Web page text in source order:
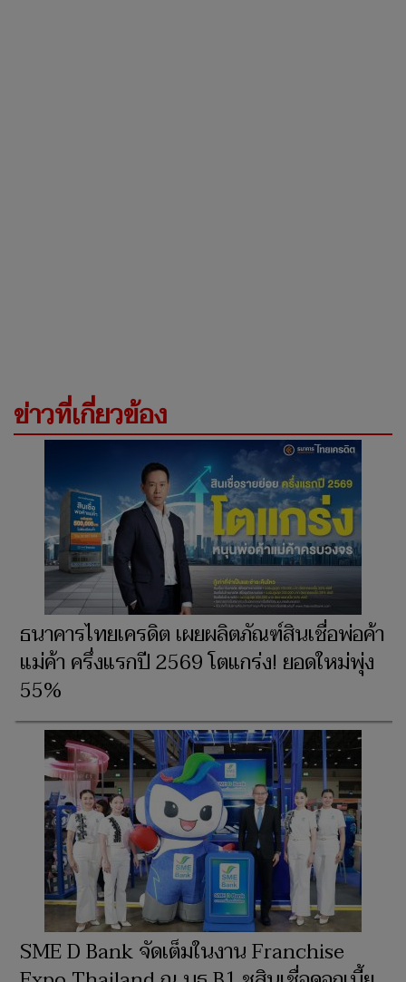
ข่าวที่เกี่ยวข้อง
ธนาคารไทยเครดิต เผยผลิตภัณฑ์สินเชื่อพ่อค้า
แม่ค้า ครึ่งแรกปี 2569 โตแกร่ง! ยอดใหม่พุ่ง
55%
SME D Bank จัดเต็มในงาน Franchise